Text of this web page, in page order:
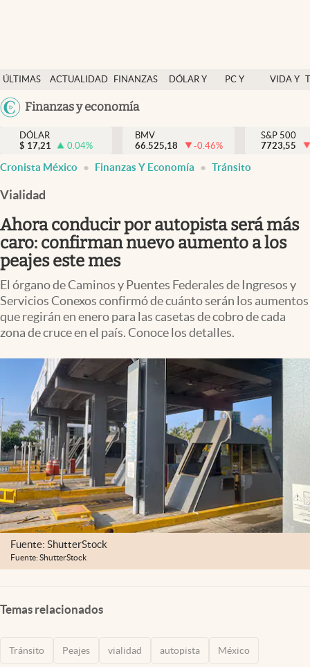
ÚLTIMAS
NOTICIAS
ACTUALIDAD
FINANZAS
DÓLAR Y
PC Y
VIDA Y
México
Finanzas y economía
Actualidad
Finanzas y economía
Dólar y mercados
Pc y celular
Vida y estilo
Tv
Clima
abre en nueva pestaña
México
DÓLAR
$ 17,21 0.04%
BMV
66.525,18
-0.46%
S&P 500
7723,55
Cronista México Finanzas Y Economía Tránsito
Vialidad
Ahora conducir por autopista será más
caro: confirman nuevo aumento a los
peajes este mes
El órgano de Caminos y Puentes Federales de Ingresos y
Servicios Conexos confirmó de cuánto serán los aumentos
que regirán en enero para las casetas de cobro de cada
zona de cruce en el país. Conoce los detalles.
Fuente: ShutterStock
Fuente: ShutterStock
Temas relacionados
Tránsito Peajes vialidad autopista México